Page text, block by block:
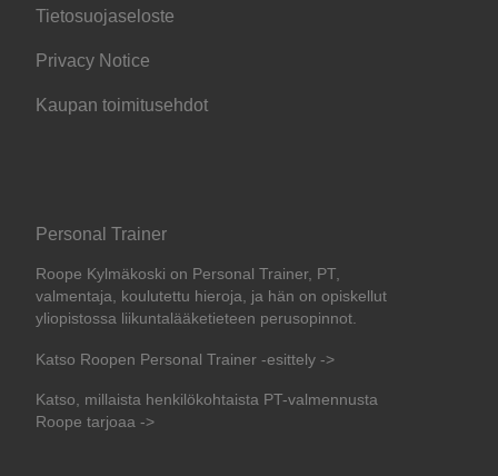
Tietosuojaseloste
Privacy Notice
Kaupan toimitusehdot
Personal Trainer
Roope Kylmäkoski on Personal Trainer, PT,
valmentaja, koulutettu hieroja, ja hän on opiskellut
yliopistossa liikuntalääketieteen perusopinnot.
Katso Roopen Personal Trainer -esittely ->
Katso, millaista henkilökohtaista PT-valmennusta
Roope tarjoaa ->